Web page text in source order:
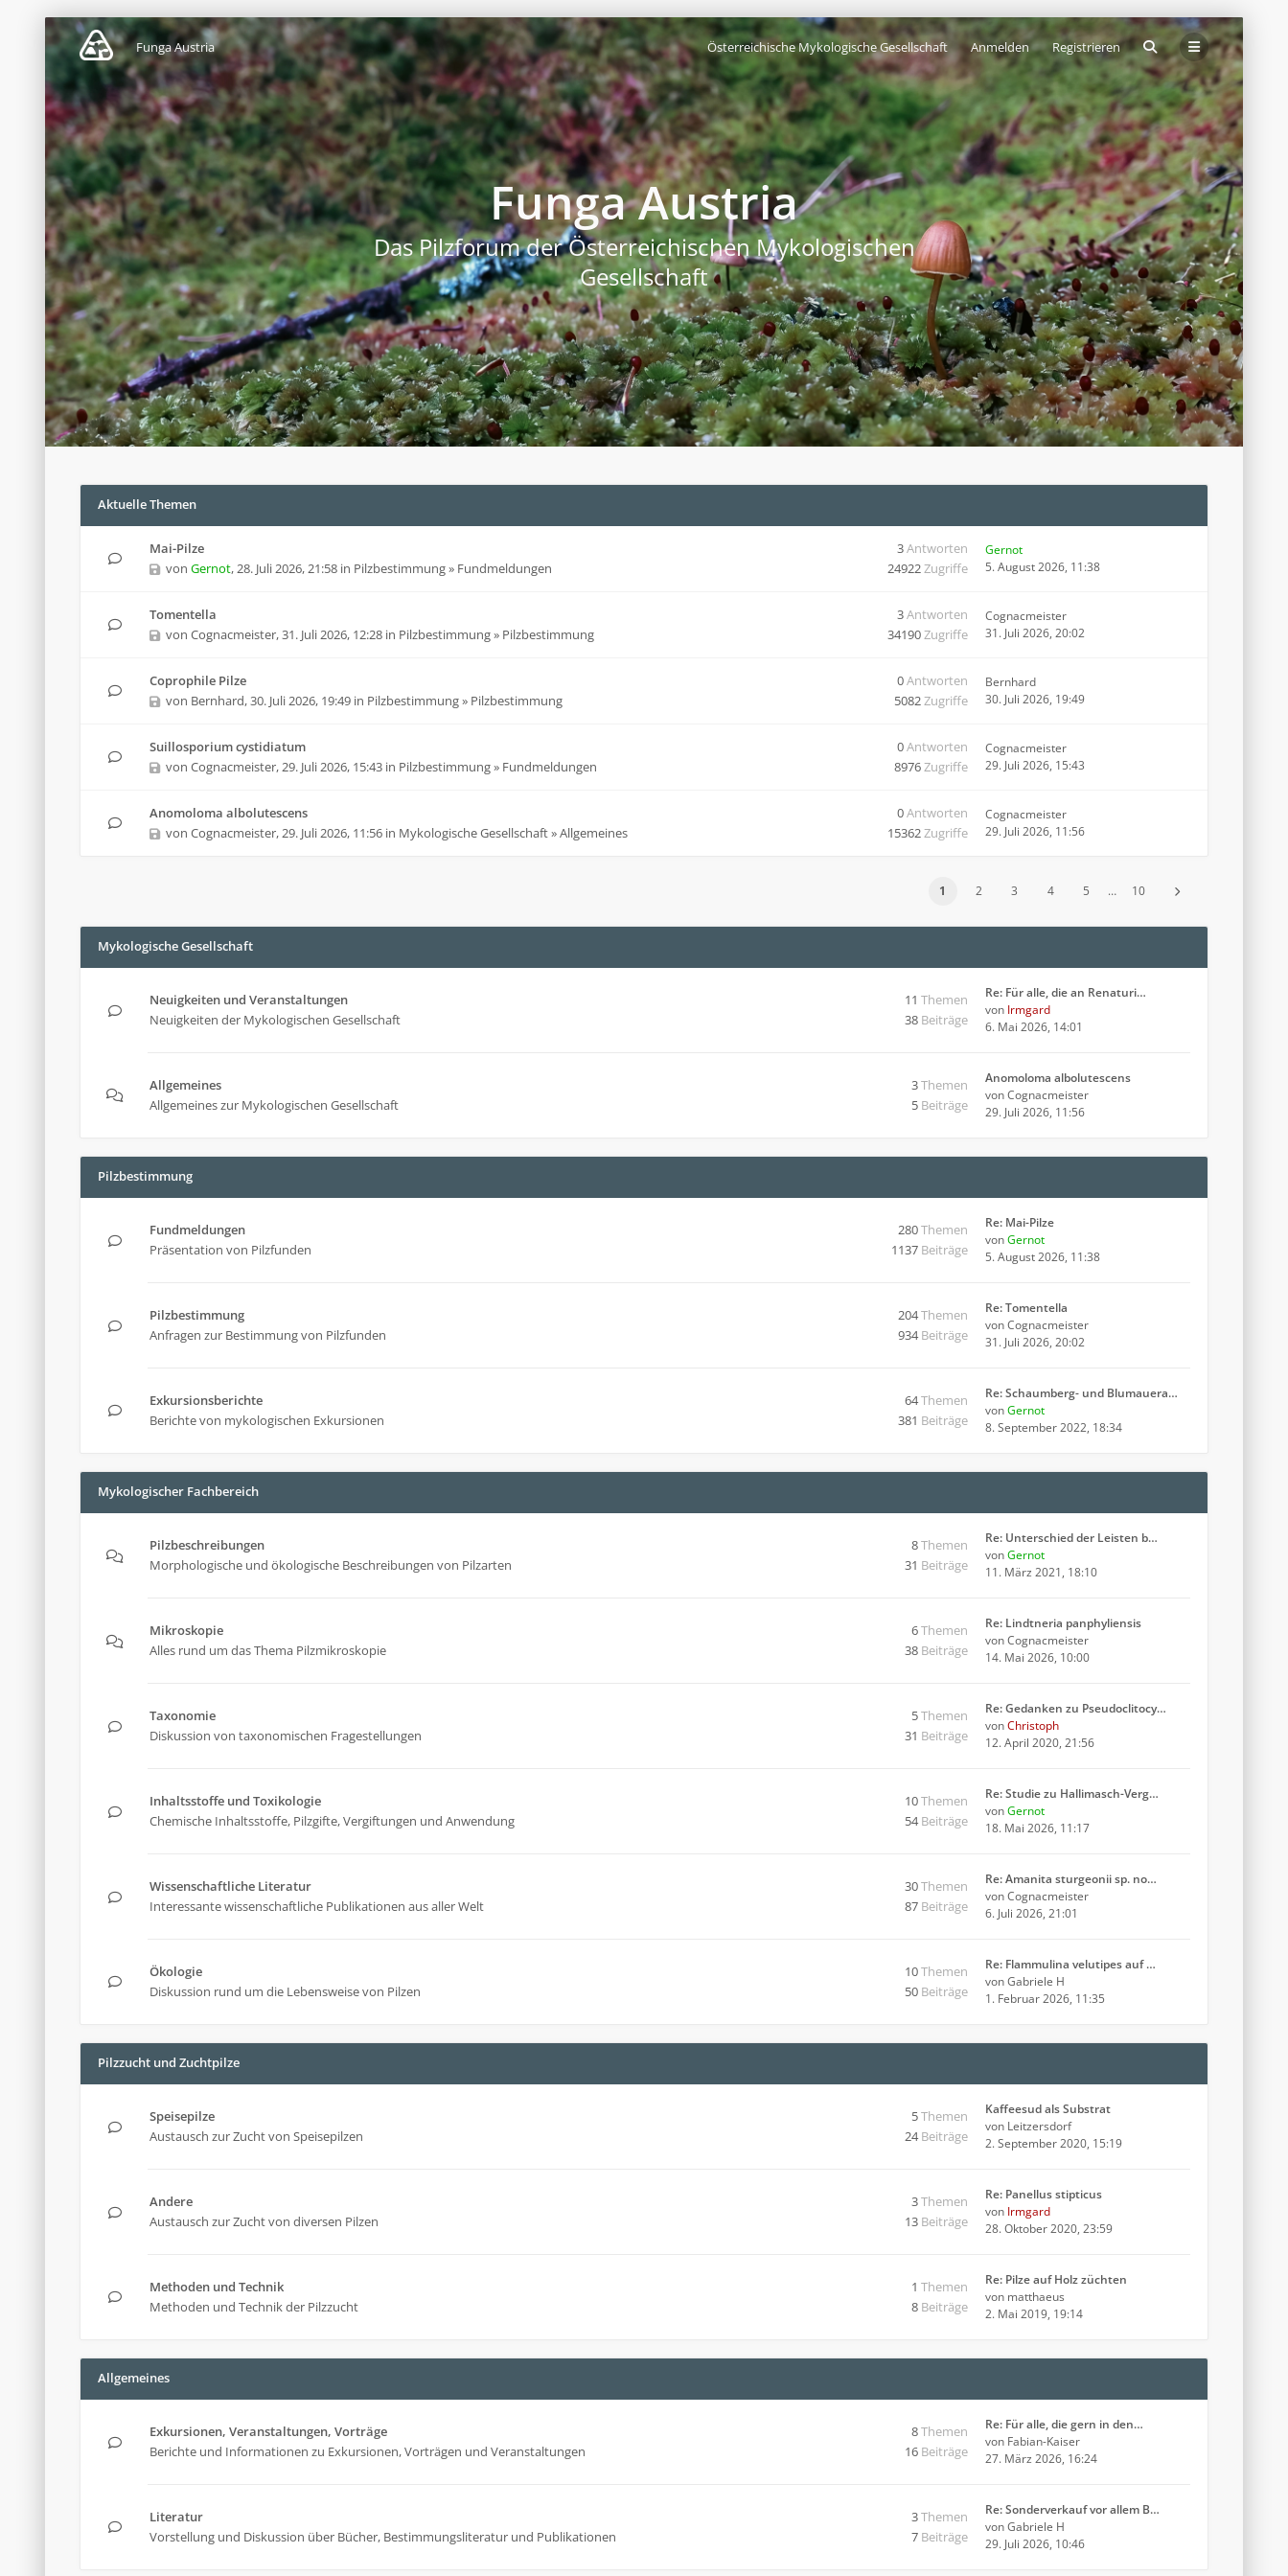
Österreichische Mykologische Gesellschaft Anmelden Registrieren
Funga Austria
Funga Austria
Das Pilzforum der Österreichischen Mykologischen
Gesellschaft
Aktuelle Themen
Mai-Pilze
von Gernot,28. Juli 2026, 21:58 in Pilzbestimmung» Fundmeldungen
3Antworten
24922Zugriffe
Gernot
5. August 2026, 11:38
Tomentella
von Cognacmeister,31. Juli 2026, 12:28 in Pilzbestimmung» Pilzbestimmung
3Antworten
34190Zugriffe
Cognacmeister
31. Juli 2026, 20:02
Coprophile Pilze
von Bernhard,30. Juli 2026, 19:49 in Pilzbestimmung» Pilzbestimmung
0Antworten
5082Zugriffe
Bernhard
30. Juli 2026, 19:49
Suillosporium cystidiatum
von Cognacmeister,29. Juli 2026, 15:43 in Pilzbestimmung» Fundmeldungen
0Antworten
8976Zugriffe
Cognacmeister
29. Juli 2026, 15:43
Anomoloma albolutescens
von Cognacmeister,29. Juli 2026, 11:56 in Mykologische Gesellschaft»Allgemeines
0Antworten
15362Zugriffe
Cognacmeister
29. Juli 2026, 11:56
1 2 3 4 5 … 10
Mykologische Gesellschaft
Neuigkeiten und Veranstaltungen
Neuigkeiten der Mykologischen Gesellschaft
11 Themen
38 Beiträge
Re: Für alle, die an Renaturi…
von Irmgard
6. Mai 2026, 14:01
Allgemeines
Allgemeines zur Mykologischen Gesellschaft
3Themen
5 Beiträge
Anomoloma albolutescens
vonCognacmeister
29. Juli 2026, 11:56
Pilzbestimmung
Fundmeldungen
Präsentation von Pilzfunden
280Themen
1137 Beiträge
Re: Mai-Pilze
vonGernot
5. August 2026, 11:38
Pilzbestimmung
Anfragen zur Bestimmung von Pilzfunden
204Themen
934Beiträge
Re: Tomentella
vonCognacmeister
31. Juli 2026, 20:02
Exkursionsberichte
Berichte von mykologischen Exkursionen
64Themen
381 Beiträge
Re: Schaumberg- und Blumauera…
vonGernot
8. September 2022, 18:34
Mykologischer Fachbereich
Pilzbeschreibungen
Morphologische und ökologische Beschreibungen von Pilzarten
8Themen
31 Beiträge
Re: Unterschied der Leisten b…
vonGernot
11. März 2021, 18:10
Mikroskopie
Alles rund um das Thema Pilzmikroskopie
6Themen
38 Beiträge
Re: Lindtneria panphyliensis
vonCognacmeister
14. Mai 2026, 10:00
Taxonomie
Diskussion von taxonomischen Fragestellungen
5Themen
31 Beiträge
Re: Gedanken zu Pseudoclitocy…
vonChristoph
12. April 2020, 21:56
Inhaltsstoffe und Toxikologie
Chemische Inhaltsstoffe, Pilzgifte, Vergiftungen und Anwendung
10Themen
54Beiträge
Re: Studie zu Hallimasch-Verg…
vonGernot
18. Mai 2026, 11:17
Wissenschaftliche Literatur
Interessante wissenschaftliche Publikationen aus aller Welt
30Themen
87 Beiträge
Re: Amanita sturgeonii sp. no…
vonCognacmeister
6. Juli 2026, 21:01
Ökologie
Diskussion rund um die Lebensweise von Pilzen
10Themen
50 Beiträge
Re: Flammulina velutipes auf …
vonGabriele H
1. Februar 2026, 11:35
Pilzzucht und Zuchtpilze
Speisepilze
Austausch zur Zucht von Speisepilzen
5Themen
24Beiträge
Kaffeesud als Substrat
von Leitzersdorf
2. September 2020, 15:19
Andere
Austausch zur Zucht von diversen Pilzen
3Themen
13 Beiträge
Re: Panellus stipticus
von Irmgard
28. Oktober 2020, 23:59
Methoden und Technik
Methoden und Technik der Pilzzucht
1 Themen
8 Beiträge
Re: Pilze auf Holz züchten
von matthaeus
2. Mai 2019, 19:14
Allgemeines
Exkursionen, Veranstaltungen, Vorträge
Berichte und Informationen zu Exkursionen, Vorträgen und Veranstaltungen
8Themen
16 Beiträge
Re: Für alle, die gern in den…
von Fabian-Kaiser
27. März 2026, 16:24
Literatur
Vorstellung und Diskussion über Bücher, Bestimmungsliteratur und Publikationen
3Themen
7 Beiträge
Re: Sonderverkauf vor allem B…
vonGabriele H
29. Juli 2026, 10:46